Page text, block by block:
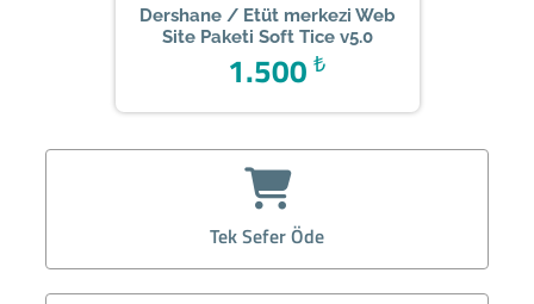
Dershane / Etüt merkezi Web
Site Paketi Soft Tice v5.0
₺
1.500
Tek Sefer Öde